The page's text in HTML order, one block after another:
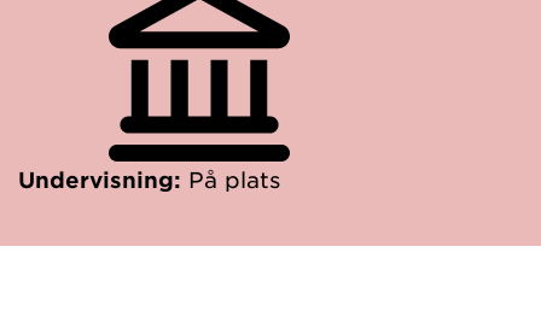
Undervisning: På plats